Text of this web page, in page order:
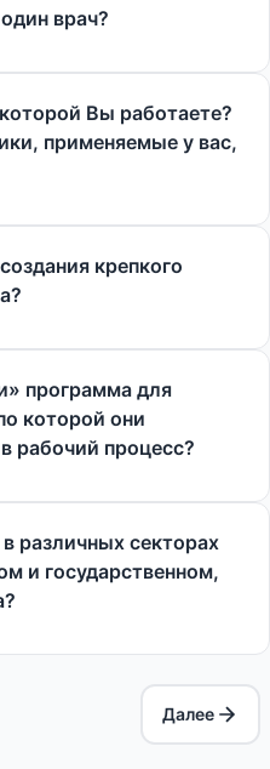
врач?
Вы работаете?
применяемые у вас,
крепкого
программа для
которой они
рабочий процесс?
различных секторах
и государственном,
Далее